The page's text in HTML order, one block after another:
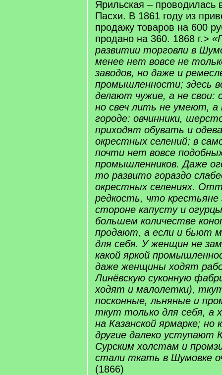
Ярильская – проводилась
Пасхи. В 1861 году из
продажу товаров на 600
продано на 360. 1868 г.>
развитии торговли в
менее нет вовсе не
заводов, но даже и
промышленности; здесь
делают чужие, а не
но свеч лить не умеют, а
городе: овчинники,
приходят обувать и
окрестных селений; в
почти нет вовсе
промышленников. Даже
то развито гораздо
окрестных селениях.
редкость, что крестьяне
стороне капусту и
большем количестве
продают, а если и бьют
для себя. У женщин не
какой яркой
даже женщины ходят
Линёвскую суконную
ходят и малолетки),
посконные, льняные и
ткут только для себя, а
на Казанской ярмарке; но
другие далеко уступают
Сурским холстам и
стали ткать в Шумовке
(1866)